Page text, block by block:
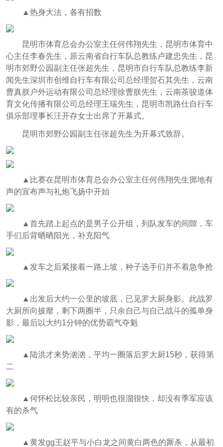
▲ 热身大法，各有招数
昆明市体育总会办公室主任何伟翔先生，昆明市体育中
心主任李春先生，原云南省自行车队总教练卢建忠先生，昆
明市郊野公园副主任张超先生，昆明市自行车队总教练李新
闻先生深圳市创维自行车有限公司总经理贺石其先生，云南
曹真朕户外运动有限公司总经理徐曹朕先生，云南茶骏道体
育文化传播有限公司总经理王瑞先生，昆明市凯路仕自行车
俱乐部理事长汪开存女士出席了开幕式。
昆明市郊野公园副主任张超先生为开幕式致辞。
▲ 比赛在昆明市体育总会办公室主任何伟翔先生掷地有
声的宣布声与礼炮飞扬中开始
▲ 首先踏上起点的是男子公开组，列队发车的间隙，车
手们后背晒晒阳光，补充阳气
▲发车之后紧接着一路上坡，种子选手们并不着急争抢
▲ 出发后大约一公里的坡底，已见罗大厨身影。此战罗
大厨所向披靡，剩下两圈半，只余自己与自己战斗的孤单身
影，最后以大约1分钟的优势霸气夺魁
▲ 陆洪才来势汹汹，平均一圈落后罗大厨15秒，获得第
二
▲ 何怀松比较亲民，明明也很溜很快，却没有季军应该
有的杀气
▲ 黄发gg王赵平与小白龙之间黄白两色的厮杀，从最初